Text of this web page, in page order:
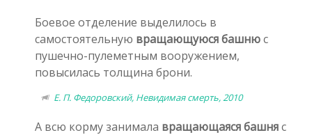
Боевое отделение выделилось в
самостоятельную вращающуюся башнюс
пушечно-пулеметным вооружением,
повысилась толщина брони.
Е. П. Федоровский, Невидимая смерть, 2010
А всю корму занимала вращающаяся башняс